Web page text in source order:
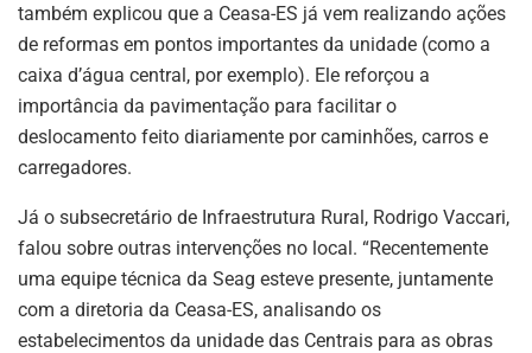
também explicou que a Ceasa-ES já vem realizando ações
de reformas em pontos importantes da unidade (como a
caixa d’água central, por exemplo). Ele reforçou a
importância da pavimentação para facilitar o
deslocamento feito diariamente por caminhões, carros e
carregadores.
Já o subsecretário de Infraestrutura Rural, Rodrigo Vaccari,
falou sobre outras intervenções no local. “Recentemente
uma equipe técnica da Seag esteve presente, juntamente
com a diretoria da Ceasa-ES, analisando os
estabelecimentos da unidade das Centrais para as obras